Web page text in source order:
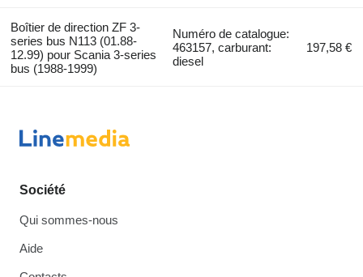
Boîtier de direction ZF 3-
series bus N113 (01.88-
12.99) pour Scania 3-series
bus (1988-1999)
Numéro de catalogue:
463157, carburant:
diesel
197,58 €
Société
Qui sommes-nous
Aide